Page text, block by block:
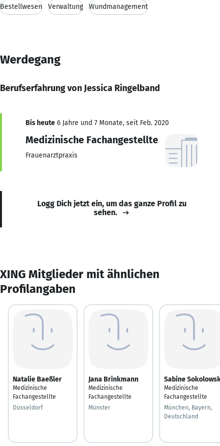
Bestellwesen Verwaltung Wundmanagement
Werdegang
Berufserfahrung von Jessica Ringelband
Bis heute 6 Jahre und 7 Monate, seit Feb. 2020
Medizinische Fachangestellte
Frauenarztpraxis
Logg Dich jetzt ein, um das ganze Profil zu
sehen.
XING Mitglieder mit ähnlichen
Profilangaben
Natalie Baeßler
Medizinische
Fachangestellte
Düsseldorf
Jana Brinkmann
Medizinische
Fachangestellte
Münster
Sabine
Medizinische
Fachangestellte
München, Bayern,
Deutschland